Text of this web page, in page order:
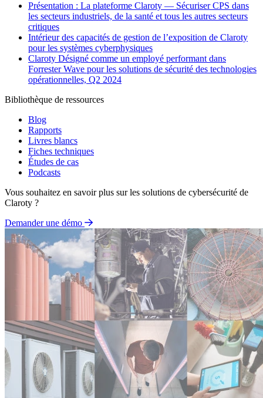
Présentation : La plateforme Claroty — Sécuriser CPS dans
les secteurs industriels, de la santé et tous les autres secteurs
critiques
Intérieur des capacités de gestion de l’exposition de Claroty
pour les systèmes cyberphysiques
Claroty Désigné comme un employé performant dans
Forrester Wave pour les solutions de sécurité des technologies
opérationnelles, Q2 2024
Bibliothèque de ressources
Blog
Rapports
Livres blancs
Fiches techniques
Études de cas
Podcasts
Vous souhaitez en savoir plus sur les solutions de cybersécurité de
Claroty ?
Demander une démo